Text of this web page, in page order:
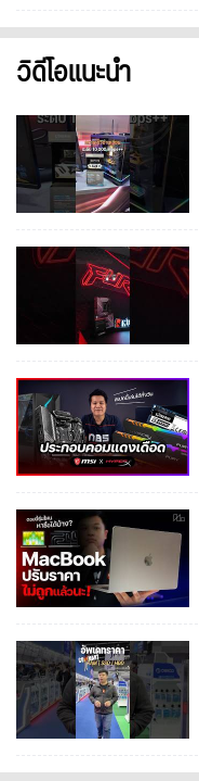
วิดีโอแนะนำ